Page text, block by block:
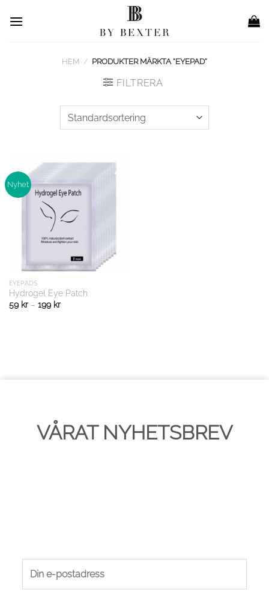
HEM / PRODUKTER MÄRKTA ”EYEPAD”
FILTRERA
Nyhet
EYEPADS
Hydrogel Eye Patch
59 kr– 199 kr
VÅRAT NYHETSBREV